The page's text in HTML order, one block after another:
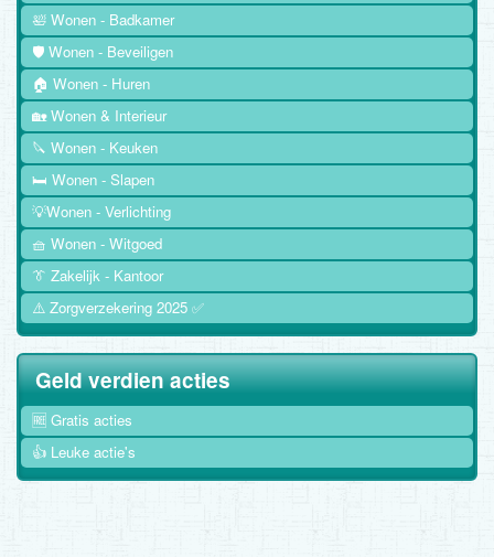
🛀 Wonen - Badkamer
🛡️ Wonen - Beveiligen
🏠 Wonen - Huren
🏡 Wonen & Interieur
🔪 Wonen - Keuken
🛏️ Wonen - Slapen
💡Wonen - Verlichting
🧺 Wonen - Witgoed
👔 Zakelijk - Kantoor
⚠️ Zorgverzekering 2025 ✅
Geld verdien acties
🆓 Gratis acties
👍 Leuke actie's